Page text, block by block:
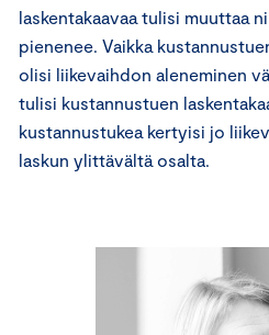
laskentakaavaa tulisi muuttaa
pienenee. Vaikka
olisi liikevaihdon aleneminen
tulisi kustannustuen
kustannustukea kertyisi jo
laskun ylittävältä osalta.